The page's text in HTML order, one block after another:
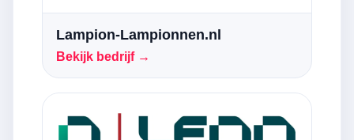
Lampion-Lampionnen.nl
Bekijk bedrijf →